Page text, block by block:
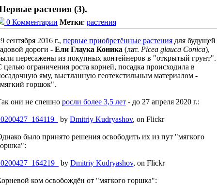
растения (3).
0 Комментарии Метки: растения
сентября 2016 г., первые приобретённые растения для будущей
дороги - Ели Глаука Коника (лат. Picea glauca Conica),
пересажены из покупных контейнеров в "открытый грунт".
целью ограничения роста корней, посадка происходила в
яму, выстланную геотекстильным материалом -
горшок".
они не спешно росли более 3,5 лет - до 27 апреля 2020 г.:
by Dmitriy Kudryashov, on Flickr
было принято решения освободить их из пут "мягкого
by Dmitriy Kudryashov, on Flickr
ком освобождён от "мягкого горшка":